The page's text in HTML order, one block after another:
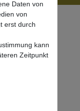
Daten von
von
erst durch
kann
Zeitpunkt